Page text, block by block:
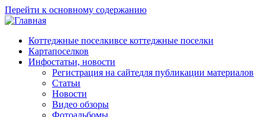
Перейти к основному содержанию
Коттеджные поселкивсе коттеджные поселки
Картапоселков
Инфостатьи, новости
Регистрация на сайтедля публикации материалов
Статьи
Новости
Видео обзоры
Фотоальбомы